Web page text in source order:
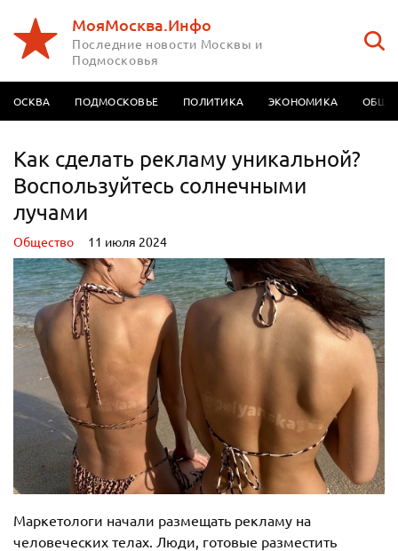
МояМосква.Инфо
Последние новости Москвы и
Подмосковья
МОСКВА ПОДМОСКОВЬЕ ПОЛИТИКА ЭКОНОМИКА
Как сделать рекламу уникальной?
Воспользуйтесь солнечными
лучами
Oбщество 11 июля 2024
Маркетологи начали размещать рекламу на
человеческих телах. Люди, готовые разместить